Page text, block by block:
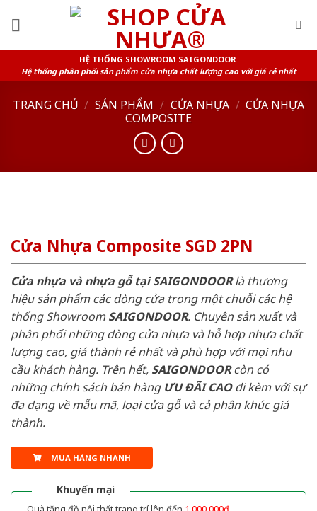
HỆ THỐNG SHOWROOM SAIGONDOOR
Hệ thống phân phối sản phẩm cửa nhựa chất lượng cao với giá rẻ nhất
TRANG CHỦ / SẢN PHẨM / CỬA NHỰA / CỬA NHỰA
COMPOSITE
Cửa Nhựa Composite SGD 2PN
Cửa nhựa và nhựa gỗ tại SAIGONDOORlà thương
hiệu sản phẩm các dòng cửa trong một chuỗi các hệ
thống ShowroomSAIGONDOOR. Chuyên sản xuất và
phân phối những dòng cửa nhựa và hỗ hợp nhựa chất
lượng cao, giá thành rẻ nhất và phù hợp với mọi nhu
cầu khách hàng. Trên hết, SAIGONDOORcòn có
những chính sách bán hàng ƯU ĐÃI CAOđi kèm với sự
đa dạng về mẫu mã, loại cửa gỗ và cả phân khúc giá
thành.
MUA HÀNG NHANH
Khuyến mại